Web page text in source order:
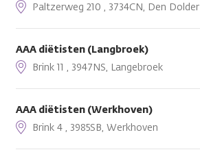
Paltzerweg 210 , 3734CN, Den Dolder
AAA diëtisten (Langbroek)
Brink 11 , 3947NS, Langebroek
AAA diëtisten (Werkhoven)
Brink 4 , 3985SB, Werkhoven